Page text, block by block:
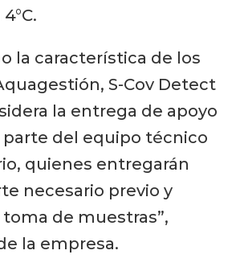
la característica de los
S-Cov Detect
la entrega de apoyo
del equipo técnico
quienes entregarán
necesario previo y
de muestras”,
la empresa.